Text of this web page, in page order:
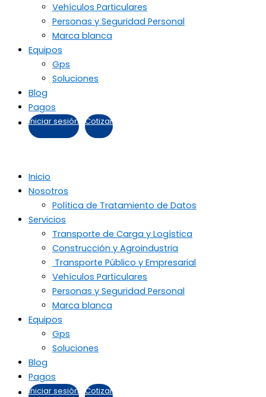
Vehículos Particulares
Personas y Seguridad Personal
Marca blanca
Equipos
Gps
Soluciones
Blog
Pagos
Iniciar sesión Cotizar
Inicio
Nosotros
Política de Tratamiento de Datos
Servicios
Transporte de Carga y Logística
Construcción y Agroindustria
Transporte Público y Empresarial
Vehículos Particulares
Personas y Seguridad Personal
Marca blanca
Equipos
Gps
Soluciones
Blog
Pagos
Iniciar sesión Cotizar